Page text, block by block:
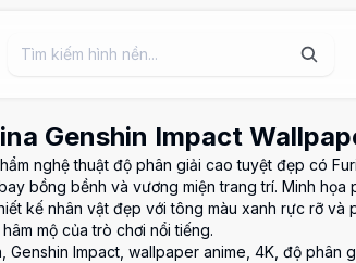
Genshin Impact
nghệ thuật độ phân giải cao tuyệt đẹp có
bồng bềnh và vương miện trang trí. Minh họa
kế nhân vật đẹp với tông màu xanh rực rỡ và
mộ của trò chơi nổi tiếng.
Genshin Impact, wallpaper anime, 4K, độ phân